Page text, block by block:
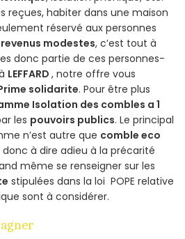
reçues, habiter dans une maison
réservé aux personnes
revenus modestes, c’est tout à
donc partie de ces personnes-
LEFFARD , notre offre vous
solidarite. Pour être plus
Isolation des combles a 1
les pouvoirs publics. Le principal
n’est autre que comble eco
à dire adieu à la précarité
même se renseigner sur les
stipulées dans la loi POPE relative
sont à considérer.